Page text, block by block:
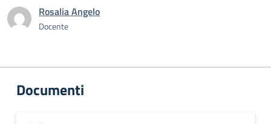
Rosalia Angelo
Docente
Documenti